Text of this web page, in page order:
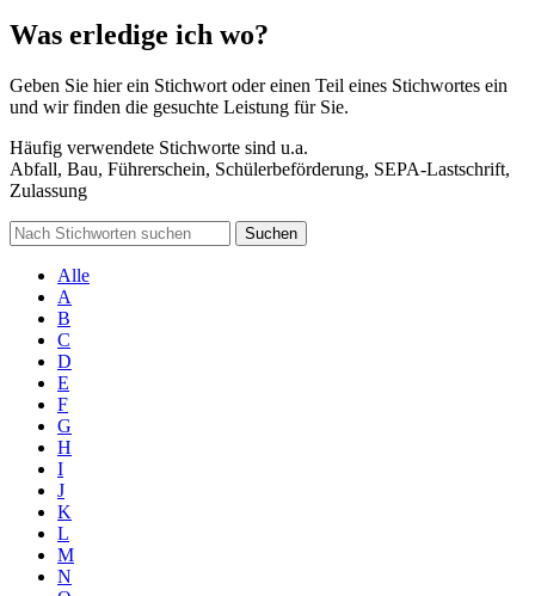
Was erledige ich wo?
Geben Sie hier ein Stichwort oder einen Teil eines Stichwortes ein
und wir finden die gesuchte Leistung für Sie.
Häufig verwendete Stichworte sind u.a.
Abfall, Bau, Führerschein, Schülerbeförderung, SEPA-Lastschrift,
Zulassung
Suchen
Alle
A
B
C
D
E
F
G
H
I
J
K
L
M
N